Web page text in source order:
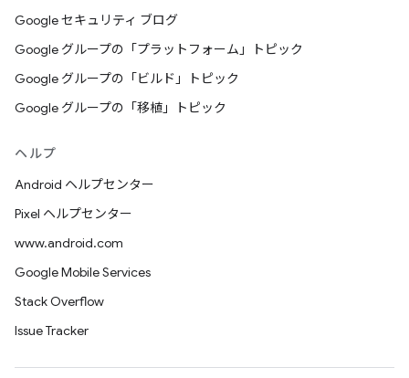
Google セキュリティ ブログ
Google グループの「プラットフォーム」トピック
Google グループの「ビルド」トピック
Google グループの「移植」トピック
ヘルプ
Android ヘルプセンター
Pixel ヘルプセンター
www.android.com
Google Mobile Services
Stack Overflow
Issue Tracker